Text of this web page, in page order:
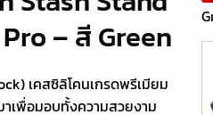
– สี Green
เคสซิลิโคนเกรดพรีเมียม
เพื่อมอบทั้งความสวยงาม